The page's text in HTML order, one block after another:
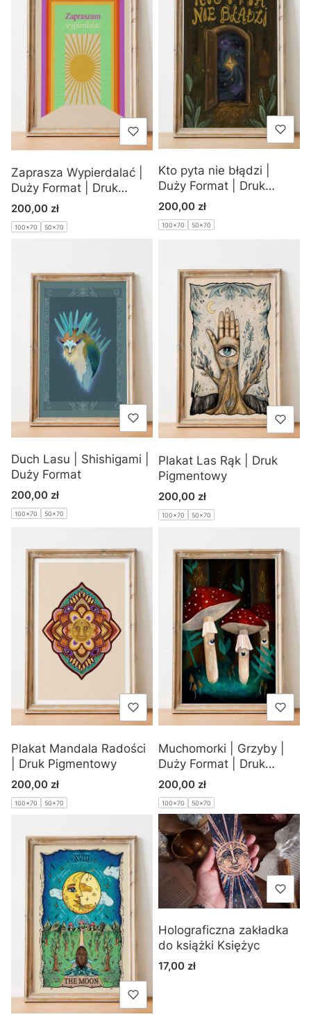
Zaprasza Wypierdalać |
Duży Format | Druk
Pigmentowy
Cena
200,00 zł
100x70 50x70
Kto pyta nie błądzi |
Duży Format | Druk
Pigmentowy
Cena
200,00 zł
100x70 50x70
Duch Lasu | Shishigami |
Duży Format
Cena
200,00 zł
100x70 50x70
Plakat Las Rąk | Druk
Pigmentowy
Cena
200,00 zł
100x70 50x70
Plakat Mandala Radości
| Druk Pigmentowy
Cena
200,00 zł
100x70 50x70
Muchomorki | Grzyby |
Duży Format | Druk
Pigmentowy
Cena
200,00 zł
100x70 50x70
Holograficzna zakładka
do książki Księżyc
Cena
17,00 zł